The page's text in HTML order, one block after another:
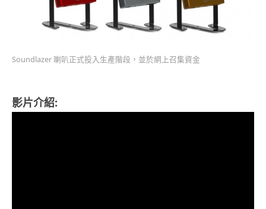
Soundlazer 喇叭正式投入生產階段，並於網上召集資金
影片介紹: